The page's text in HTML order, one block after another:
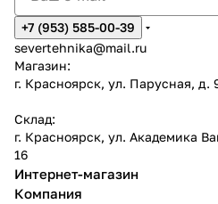
+7 (953) 585-00-39
severtehnika@mail.ru
Магазин:
г. Красноярск, ул. Парусная, д.
Склад:
г. Красноярск, ул. Академика
16
Интернет-магазин
Компания